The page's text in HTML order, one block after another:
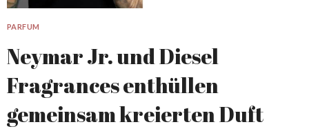
PARFUM
Neymar Jr. und Diesel
Fragrances enthüllen
gemeinsam kreierten Duft